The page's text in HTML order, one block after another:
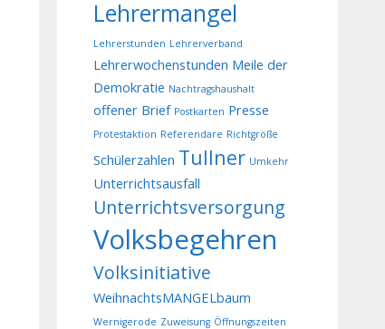
Lehrermangel
Lehrerstunden Lehrerverband
Lehrerwochenstunden Meile der
Demokratie Nachtragshaushalt
offener Brief Postkarten Presse
Protestaktion Referendare Richtgröße
Schülerzahlen Tullner Umkehr
Unterrichtsausfall
Unterrichtsversorgung
Volksbegehren
Volksinitiative
WeihnachtsMANGELbaum
Wernigerode Zuweisung Öffnungszeiten